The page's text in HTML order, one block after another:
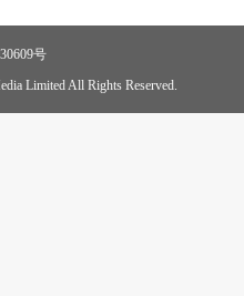
号
Limited All Rights Reserved.